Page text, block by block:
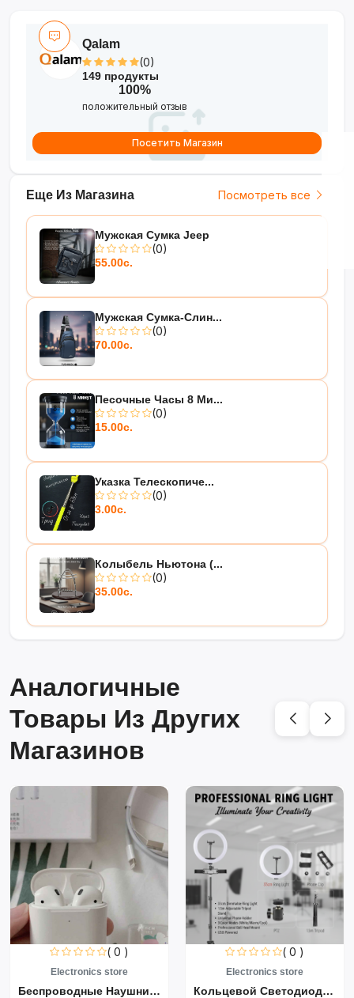
Еще Из Магазина Посмотреть все
Мужская Сумка Jeep
(0)
55.00с.
Мужская Сумка-Слин...
(0)
70.00с.
Песочные Часы 8 Ми...
(0)
15.00с.
Указка Телескопиче...
(0)
3.00с.
Колыбель Ньютона (...
(0)
35.00с.
Qalam
(0)
149 продукты
100%
положительный отзыв
Посетить Магазин
Аналогичные
Товары Из Других
Магазинов
( 0 )
Electronics store
Беспроводные Наушники Air...
( 0 )
Electronics store
Кольцевой Светодиодный Св...